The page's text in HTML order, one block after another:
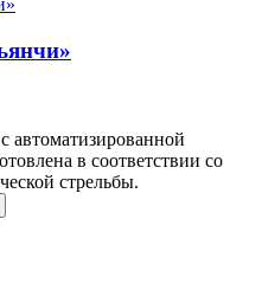
автоматизированной
в соответствии со
стрельбы.